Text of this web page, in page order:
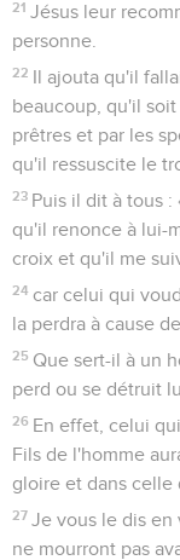
21 Jésus leur
personne.
22 Il ajouta qu'il
beaucoup, qu'il
prêtres et par les
qu'il ressuscite le
23 Puis il dit à tous
qu'il renonce à lui-
croix et qu'il me
24 car celui qui
la perdra à cause
25 Que sert-il à un
perd ou se détruit
26 En effet, celui
Fils de l'homme
gloire et dans celle
27 Je vous le dis
ne mourront pas